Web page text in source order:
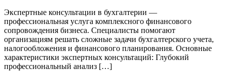
Экспертные консультации в бухгалтерии —
профессиональная услуга комплексного финансового
сопровождения бизнеса. Специалисты помогают
организациям решать сложные задачи бухгалтерского учета,
налогообложения и финансового планирования. Основные
характеристики экспертных консультаций: Глубокий
профессиональный анализ […]